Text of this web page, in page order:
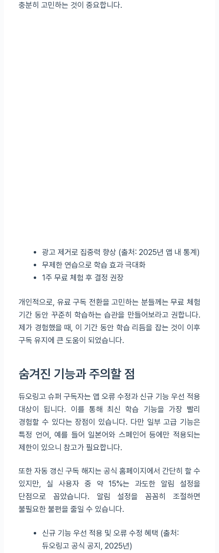
충분히 고민하는 것이 중요합니다.
광고 제거로 집중력 향상 (출처: 2025년 앱 내 통계)
무제한 연습으로 학습 효과 극대화
1주 무료 체험 후 결정 권장
개인적으로, 유료 구독 전환을 고민하는 분들께는 무료 체험
기간 동안 꾸준히 학습하는 습관을 만들어보라고 권합니다.
제가 경험했을 때, 이 기간 동안 학습 리듬을 잡는 것이 이후
구독 유지에 큰 도움이 되었습니다.
숨겨진 기능과 주의할 점
듀오링고 슈퍼 구독자는 앱 오류 수정과 신규 기능 우선 적용
대상이 됩니다. 이를 통해 최신 학습 기능을 가장 빨리
경험할 수 있다는 장점이 있습니다. 다만 일부 고급 기능은
특정 언어, 예를 들어 일본어와 스페인어 등에만 적용되는
제한이 있으니 참고가 필요합니다.
또한 자동 갱신 구독 해지는 공식 홈페이지에서 간단히 할 수
있지만, 실 사용자 중 약 15%는 과도한 알림 설정을
단점으로 꼽았습니다. 알림 설정을 꼼꼼히 조절하면
불필요한 불편을 줄일 수 있습니다.
신규 기능 우선 적용 및 오류 수정 혜택 (출처:
듀오링고 공식 공지, 2025년)